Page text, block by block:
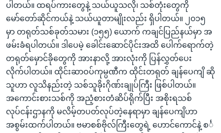
ပါတယ်။ ထရပ်ကားတွေနဲ့ သယ်ယူသလို၊ သစ်တုံးတွေကို
မော်တော်ဆိုင်ကယ်နဲ့ သယ်ယူတာမျိုးလည်း ရှိပါတယ်။ ၂၀၁၅
မှာ တရုတ်သစ်ခုတ်သမား (၁၅၅) ယောက် ကချင်ပြည်နယ်မှာ အ
ဖမ်းခံရပါတယ်။ ဒါပေမဲ့ ခေါင်းဆောင်ပိုင်းအထိ ပေါက်ရောက်တဲ့
တရုတ်မှောင်ခိုတွေကို အားနာလို့ အားလုံးကို ပြန်လွှတ်ပေး
လိုက်ပါတယ်။ ထိုင်းဆာဝပ်ကုမ္ပဏီက ထိုင်းတရုတ် ချန်ပေကျိ ဆို
သူဟာ လူသိနည်းတဲ့ သစ်သူခိုးဂိုဏ်းချုပ်ကြီး ဖြစ်ပါတယ်။
အကောင်းစားသစ်ကို အညံ့စားတံဆိပ်ရိုက်ပြီး အစိုးရသစ်
လုပ်ငန်းဌာနကို မလိမ့်တပတ်လုပ်တဲ့နေရာမှာ ချန်ပေကျိဟာ
အစွမ်းထက်ပါတယ်။ ဗမာစစ်ဗိုလ်ကြီးတွေရဲ့ ဟောင်ကောင်နဲ့ စင်္